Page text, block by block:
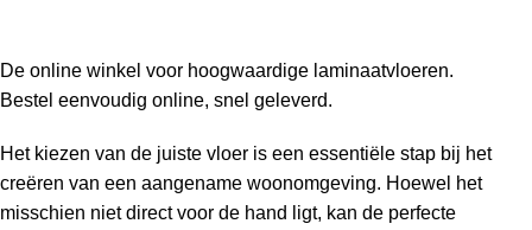
De online winkel voor hoogwaardige laminaatvloeren.
Bestel eenvoudig online, snel geleverd.
Het kiezen van de juiste vloer is een essentiële stap bij het
creëren van een aangename woonomgeving. Hoewel het
misschien niet direct voor de hand ligt, kan de perfecte